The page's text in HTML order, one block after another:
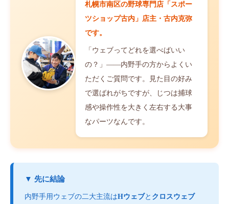
札幌市南区の野球専門店「スポー
ツショップ古内」店主・古内克弥
です。
「ウェブってどれを選べばいい
の？」——内野手の方からよくい
ただくご質問です。見た目の好み
で選ばれがちですが、じつは捕球
感や操作性を大きく左右する大事
なパーツなんです。
▼ 先に結論
内野手用ウェブの二大主流はHウェブと クロスウェブ